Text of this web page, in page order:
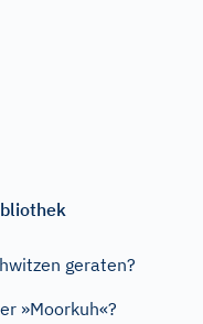
geraten?
»Moorkuh«?